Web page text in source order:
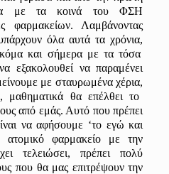
με τα κοινά του ΦΣΗ
φαρμακείων. Λαμβάνοντας
όλα αυτά τα χρόνια,
και σήμερα με τα τόσα
εξακολουθεί να παραμένει
με σταυρωμένα χέρια,
, μαθηματικά θα επέλθει το
από εμάς. Αυτό που πρέπει
να αφήσουμε ‘το εγώ και
φαρμακείο με την
τελειώσει, πρέπει πολύ
που θα μας επιτρέψουν την